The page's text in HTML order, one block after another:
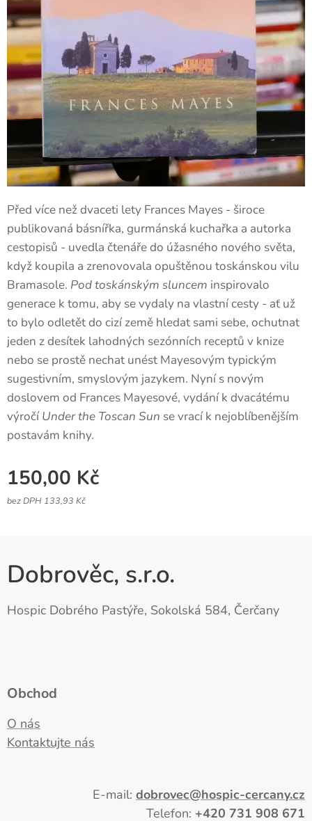
Před více než dvaceti lety Frances Mayes - široce
publikovaná básnířka, gurmánská kuchařka a autorka
cestopisů - uvedla čtenáře do úžasného nového světa,
když koupila a zrenovovala opuštěnou toskánskou vilu
Bramasole. Pod toskánským sluncem inspirovalo
generace k tomu, aby se vydaly na vlastní cesty - ať už
to bylo odletět do cizí země hledat sami sebe, ochutnat
jeden z desítek lahodných sezónních receptů v knize
nebo se prostě nechat unést Mayesovým typickým
sugestivním, smyslovým jazykem. Nyní s novým
doslovem od Frances Mayesové, vydání k dvacátému
výročíUnder the Toscan Sun se vrací k nejoblíbenějším
postavám knihy.
150,00 Kč
bez DPH 133,93 Kč
Dobrověc, s.r.o.
Hospic Dobrého Pastýře, Sokolská 584, Čerčany
Obchod
O nás
Kontaktujte nás
E-mail: dobrovec@hospic-cercany.cz
Telefon: +420 731 908 671